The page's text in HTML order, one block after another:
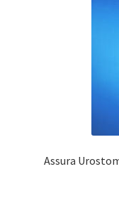
Assura